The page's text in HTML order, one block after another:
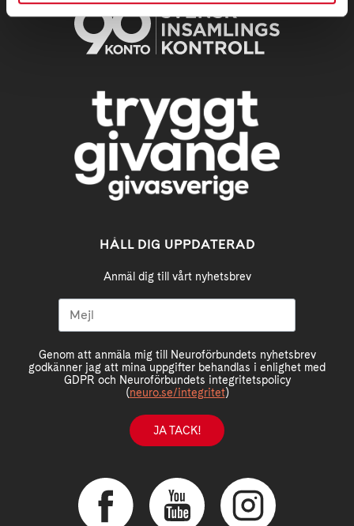
HÅLL DIG UPPDATERAD
Anmäl dig till vårt nyhetsbrev
Genom att anmäla mig till Neuroförbundets nyhetsbrev
godkänner jag att mina uppgifter behandlas i enlighet med
GDPR och Neuroförbundets integritetspolicy
(neuro.se/integritet)
JA TACK!